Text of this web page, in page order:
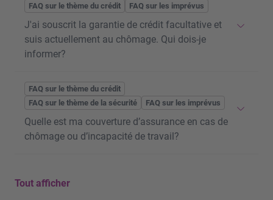
FAQ sur le thème du crédit FAQ sur les imprévus
J'ai souscrit la garantie de crédit facultative et
suis actuellement au chômage. Qui dois-je
informer?
Si vous avez uncrédit
avez perdu votre emploi, appelez-nous sans tarder
au 0800 40 40 42. Nous ferons immédiatement
parvenir une déclaration de sinistre à l’assurance
Veuillez noter que toutes les prétentions au titre des
FAQ sur le thème du crédit
FAQ sur le thème de la sécurité
FAQ sur les imprévus
Quelle est ma couverture d’assurance en cas de
chômage ou d’incapacité de travail?
déjà incluse gratuitement dans toutes les solutions
Tout afficher